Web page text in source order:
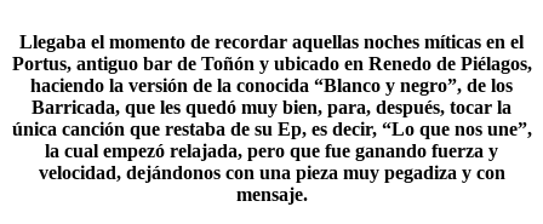
Llegaba el momento de recordar aquellas noches míticas en el
Portus, antiguo bar de Toñón y ubicado en Renedo de Piélagos,
haciendo la versión de la conocida “Blanco y negro”, de los
Barricada, que les quedó muy bien, para, después, tocar la
única canción que restaba de su Ep, es decir, “Lo que nos une”,
la cual empezó relajada, pero que fue ganando fuerza y
velocidad, dejándonos con una pieza muy pegadiza y con
mensaje.